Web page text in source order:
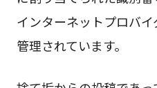
インターネットプロバ
管理されています。